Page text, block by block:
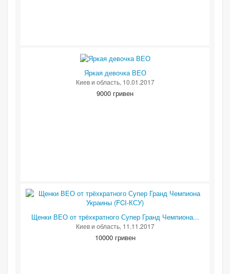
Яркая девочка ВЕО
Киев и область, 10.01.2017
9000 гривен
Щенки ВЕО от трёхкратного Супер Гранд Чемпиона...
Киев и область, 11.11.2017
10000 гривен